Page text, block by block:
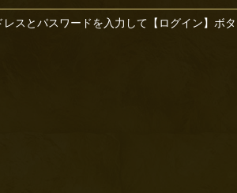
スとパスワードを入力して【ログイン】ボタ